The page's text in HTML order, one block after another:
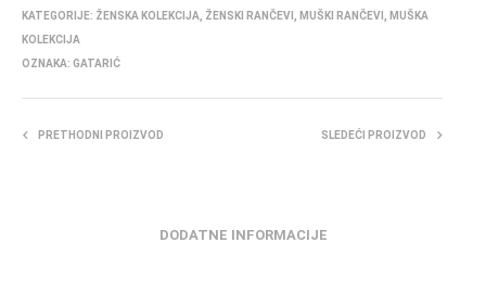
KATEGORIJE: ŽENSKA KOLEKCIJA ŽENSKI RANČEVI MUŠKI RANČEVI
MUŠKA
KOLEKCIJA
OZNAKA: GATARIĆ
PRETHODNI PROIZVOD SLEDEĆI PROIZVOD
DODATNE INFORMACIJE